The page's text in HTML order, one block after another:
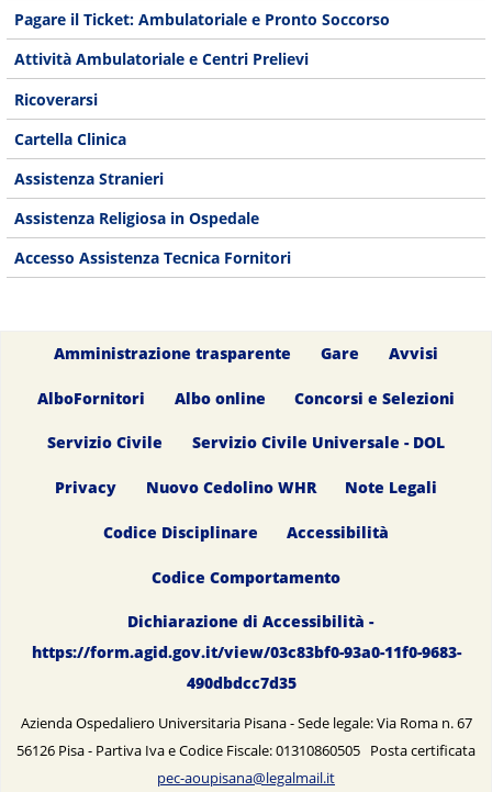
Pagare il Ticket: Ambulatoriale e Pronto Soccorso
Attività Ambulatoriale e Centri Prelievi
Ricoverarsi
Cartella Clinica
Assistenza Stranieri
Assistenza Religiosa in Ospedale
Accesso Assistenza Tecnica Fornitori
Amministrazione trasparente Gare Avvisi
AlboFornitori Albo online Concorsi e Selezioni
Servizio Civile Servizio Civile Universale - DOL
Privacy Nuovo Cedolino WHR Note Legali
Codice Disciplinare Accessibilità
Codice Comportamento
Dichiarazione di Accessibilità -
https://form.agid.gov.it/view/03c83bf0-93a0-11f0-9683-
490dbdcc7d35
Azienda Ospedaliero Universitaria Pisana - Sede legale: Via Roma n. 67
56126 Pisa - Partiva Iva e Codice Fiscale: 01310860505 Posta certificata
pec-aoupisana@legalmail.it